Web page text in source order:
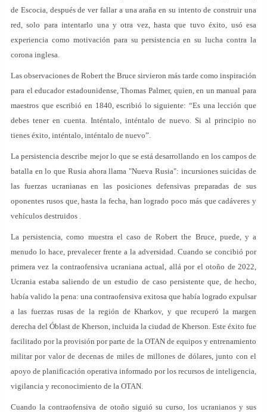
de Escocia, después de ver fallar a una araña en su intento de construir una
red, solo para intentarlo una y otra vez, hasta que tuvo éxito, usó esa
experiencia como motivación para su persistencia en su lucha contra la
corona inglesa.
Las observaciones de Robert the Bruce sirvieron más tarde como inspiración
para el educador estadounidense, Thomas Palmer, quien, en un manual para
maestros que escribió en 1840, escribió lo siguiente: “Es una lección que
debes tener en cuenta. Inténtalo, inténtalo de nuevo. Si al principio no
tienes éxito, inténtalo, inténtalo de nuevo”.
La persistencia describe mejor lo que se está desarrollando en los campos de
batalla en lo que Rusia ahora llama "Nueva Rusia": incursiones suicidas de
las fuerzas ucranianas en las posiciones defensivas preparadas de sus
oponentes rusos que, hasta la fecha, han logrado poco más que cadáveres y
vehículos destruidos .
La persistencia, como muestra el caso de Robert the Bruce, puede, y a
menudo lo hace, prevalecer frente a la adversidad. Cuando se concibió por
primera vez la contraofensiva ucraniana actual, allá por el otoño de 2022,
Ucrania estaba saliendo de un estudio de caso persistente que, de hecho,
había valido la pena: una contraofensiva exitosa que había logrado expulsar
a las fuerzas rusas de la región de Kharkov, y que recuperó la margen
derecha del Óblast de Kherson, incluida la ciudad de Kherson. Este éxito fue
facilitado por la provisión por parte de la OTAN de equipos y entrenamiento
militar por valor de decenas de miles de millones de dólares, junto con el
apoyo de planificación operativa informado por los recursos de inteligencia,
vigilancia y reconocimiento de la OTAN.
Cuando la contraofensiva de otoño siguió su curso, los ucranianos y sus